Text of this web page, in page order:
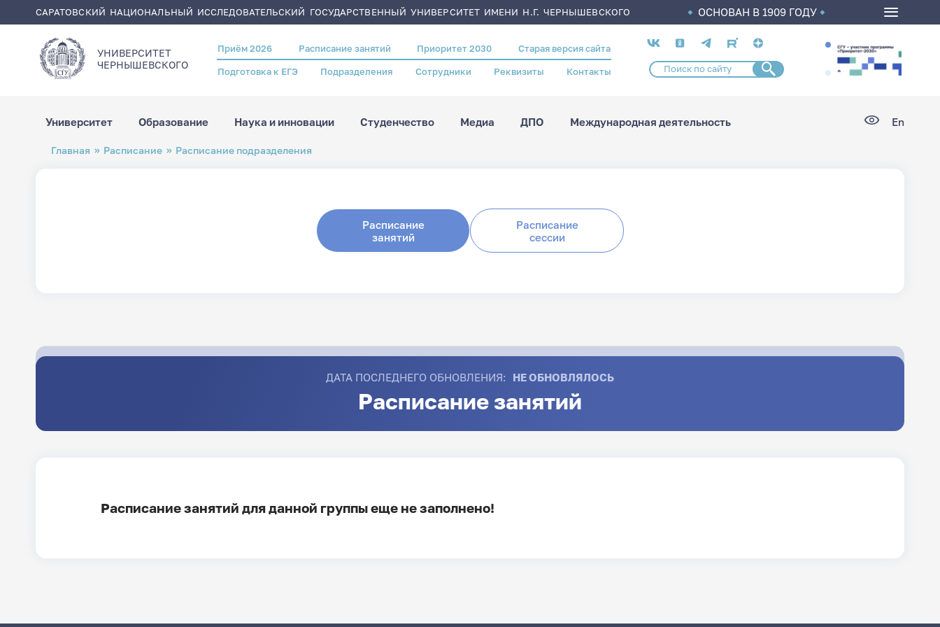
САРАТОВСКИЙ НАЦИОНАЛЬНЫЙ ИССЛЕДОВАТЕЛЬСКИЙ ГОСУДАРСТВЕННЫЙ УНИВЕРСИТЕТ ИМЕНИ Н.Г. ЧЕРНЫШЕВСКОГО ОСНОВАН В 1909 ГОДУ
УНИВЕРСИТЕТ
ЧЕРНЫШЕВСКОГO
Header
menu
Приём 2026 Расписание занятий Приоритет 2030 Старая версия сайта
Подготовка к ЕГЭ Подразделения Сотрудники Реквизиты Контакты
Социальные
сети
Университет Образование Наука и инновации Студенчество Медиа ДПО Международная деятельность En
Строка
навигации
Главная Расписание Расписание подразделения
Расписание
занятий
Расписание
сессии
ДАТА ПОСЛЕДНЕГО ОБНОВЛЕНИЯ: НЕ ОБНОВЛЯЛОСЬ
Расписание занятий
Расписание занятий для данной группы еще не заполнено!